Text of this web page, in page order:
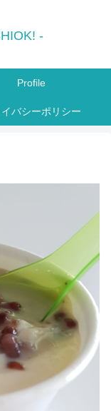
-
Profile
バシーポリシー